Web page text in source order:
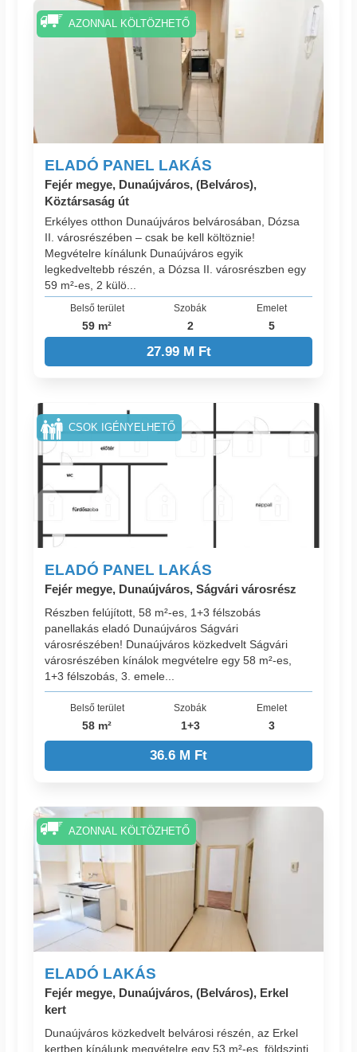
ELADÓ PANEL LAKÁS
Fejér megye, Dunaújváros, (Belváros),
Köztársaság út
Erkélyes otthon Dunaújváros belvárosában, Dózsa
II. városrészében – csak be kell költöznie!
Megvételre kínálunk Dunaújváros egyik
legkedveltebb részén, a Dózsa II. városrészben egy
59 m²-es, 2 külö...
Belső terület
59 m²
Szobák
2
Emelet
5
27.99 M Ft
AZONNAL KÖLTÖZHETŐ
ELADÓ PANEL LAKÁS
Fejér megye, Dunaújváros, Ságvári városrész
Részben felújított, 58 m²-es, 1+3 félszobás
panellakás eladó Dunaújváros Ságvári
városrészében! Dunaújváros közkedvelt Ságvári
városrészében kínálok megvételre egy 58 m²-es,
1+3 félszobás, 3. emele...
Belső terület
58 m²
Szobák
1+3
Emelet
3
36.6 M Ft
CSOK IGÉNYELHETŐ
ELADÓ LAKÁS
Fejér megye, Dunaújváros, (Belváros), Erkel
kert
Dunaújváros közkedvelt belvárosi részén, az Erkel
kertben kínálunk megvételre egy 53 m²-es, földszinti,
AZONNAL KÖLTÖZHETŐ